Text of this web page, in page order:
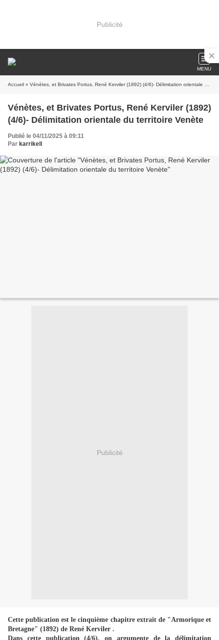
Publicité
MENU
Accueil » Vénètes, et Brivates Portus, René Kerviler (1892) (4/6)- Délimitation orientale du territoire Venète
Vénètes, et Brivates Portus, René Kerviler (1892)
(4/6)- Délimitation orientale du territoire Venète
Publié le 04/11/2025 à 09:11
Par karrikell
Publicité
Cette publication est le cinquième chapitre extrait de "Armorique et
Bretagne" (1892) de René Kerviler .
Dans cette publication (4/6), on argumente de la délimitation